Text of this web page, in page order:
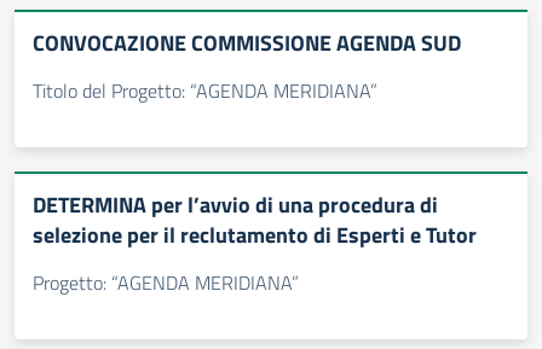
CONVOCAZIONE COMMISSIONE AGENDA SUD
Titolo del Progetto: “AGENDA MERIDIANA”
DETERMINA per l’avvio di una procedura di
selezione per il reclutamento di Esperti e Tutor
Progetto: “AGENDA MERIDIANA”